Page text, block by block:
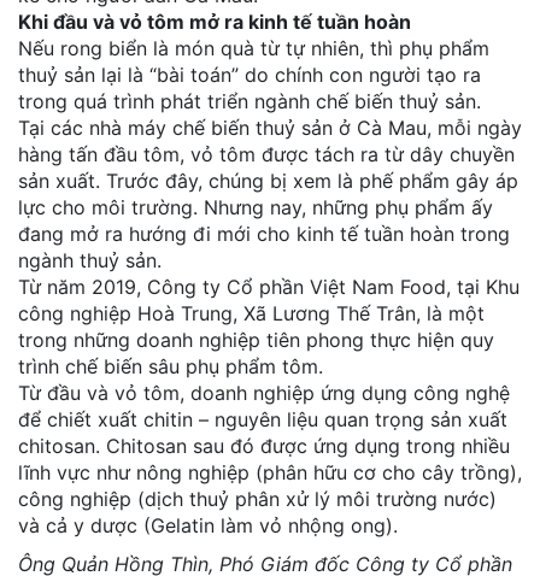
Khi đầu và vỏ tôm mở ra kinh tế tuần hoàn
Nếu rong biển là món quà từ tự nhiên, thì phụ phẩm
thuỷ sản lại là “bài toán” do chính con người tạo ra
trong quá trình phát triển ngành chế biến thuỷ sản.
Tại các nhà máy chế biến thuỷ sản ở Cà Mau, mỗi ngày
hàng tấn đầu tôm, vỏ tôm được tách ra từ dây chuyền
sản xuất. Trước đây, chúng bị xem là phế phẩm gây áp
lực cho môi trường. Nhưng nay, những phụ phẩm ấy
đang mở ra hướng đi mới cho kinh tế tuần hoàn trong
ngành thuỷ sản.
Từ năm 2019, Công ty Cổ phần Việt Nam Food, tại Khu
công nghiệp Hoà Trung, Xã Lương Thế Trân, là một
trong những doanh nghiệp tiên phong thực hiện quy
trình chế biến sâu phụ phẩm tôm.
Từ đầu và vỏ tôm, doanh nghiệp ứng dụng công nghệ
để chiết xuất chitin – nguyên liệu quan trọng sản xuất
chitosan. Chitosan sau đó được ứng dụng trong nhiều
lĩnh vực như nông nghiệp (phân hữu cơ cho cây trồng),
công nghiệp (dịch thuỷ phân xử lý môi trường nước)
và cả y dược (Gelatin làm vỏ nhộng ong).
Ông Quản Hồng Thìn, Phó Giám đốc Công ty Cổ phần